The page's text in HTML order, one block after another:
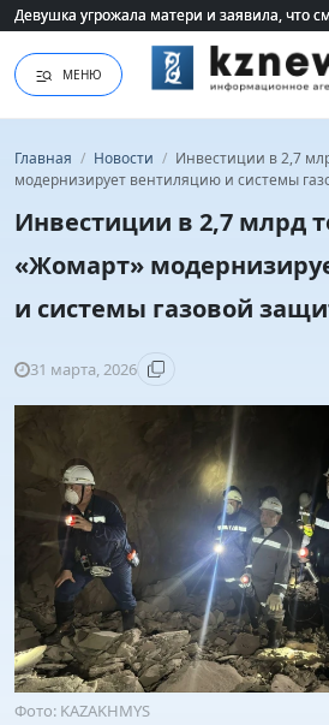
Девушка угрожала матери и заявила, что
Девушка угрожала матери и заявила, что
МЕНЮ
Главная / Новости / Инвестиции в 2,7
модернизирует вентиляцию и системы
Инвестиции в 2,7 млрд
«Жомарт»
и системы газовой
31 марта, 2026
Фото: KAZAKHMYS